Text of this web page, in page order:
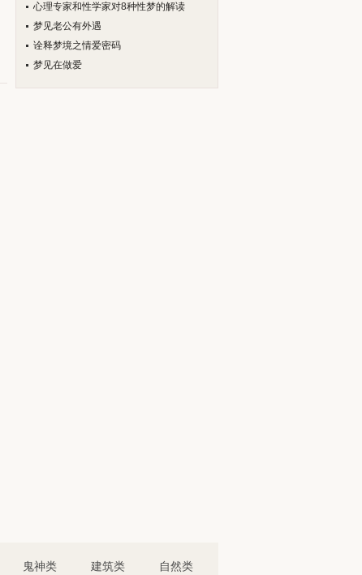
心理专家和性学家对8种性梦的解读
梦见老公有外遇
诠释梦境之情爱密码
梦见在做爱
鬼神类 建筑类 自然类